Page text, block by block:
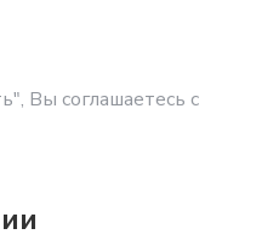
Вы соглашаетесь с